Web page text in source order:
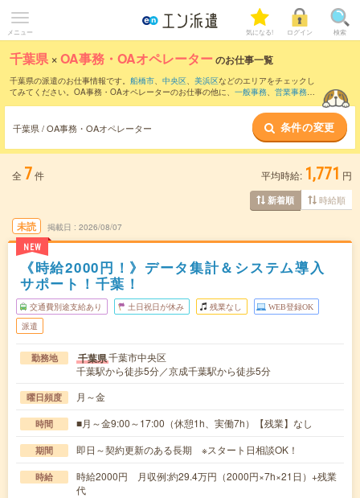
メニュー 気になる! ログイン 検索
千葉県 ×OA事務・OAオペレーターのお仕事一覧
千葉県の派遣のお仕事情報です。 船橋市、 中央区、 美浜区などのエリアをチェックし
てみてください。OA事務・OAオペレーターのお仕事の他に、 一般事務、 営業事務、
などのこだわり条件で絞り込んでいただけます。職種辞典：OA事務・OAオ
ペレーターのお仕事とは？とは？
千葉県 / OA事務・OAオペレーター 条件の変更
全 7件 平均時給: 1,771 円
新着順 時給順
未読
NEW
掲載日 2026/08/07
《時給2000円！》データ集計＆システム導入
サポート！千葉！
交通費別途支給あり 土日祝日が休み 残業なし WEB登録OK
派遣
勤務地 千葉県千葉市中央区
千葉駅から徒歩5分／京成千葉駅から徒歩5分
曜日頻度 月～金
時間 ■月～金9:00～17:00（休憩1h、実働7h）【残業】なし
期間 即日～契約更新のある長期 ※スタート日相談OK！
時給
時給2000円 月収例:約29.4万円（2000円×7h×21日）+残業
代